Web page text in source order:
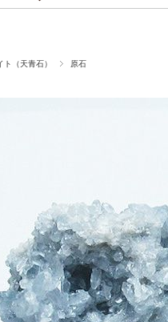
ト（天青石）
原石